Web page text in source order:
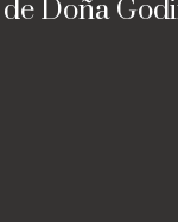
Doña